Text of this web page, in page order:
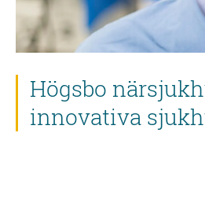
Högsbo
innovativa